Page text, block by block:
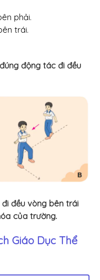
phải.
trái.
động tác đi đều
đều vòng bên trái
của trường.
Giáo Dục Thể